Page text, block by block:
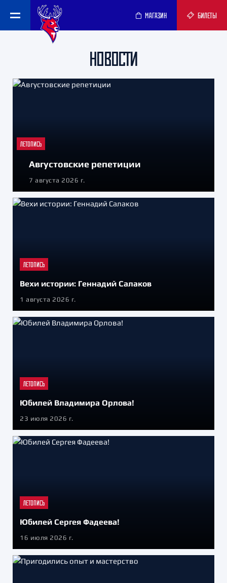
МАГАЗИН БИЛЕТЫ
НОВОСТИ
ЛЕТОПИСЬ
Августовские репетиции
7 августа 2026 г.
ЛЕТОПИСЬ
Вехи истории: Геннадий Салаков
1 августа 2026 г.
ЛЕТОПИСЬ
Юбилей Владимира Орлова!
23 июля 2026 г.
ЛЕТОПИСЬ
Юбилей Сергея Фадеева!
16 июля 2026 г.